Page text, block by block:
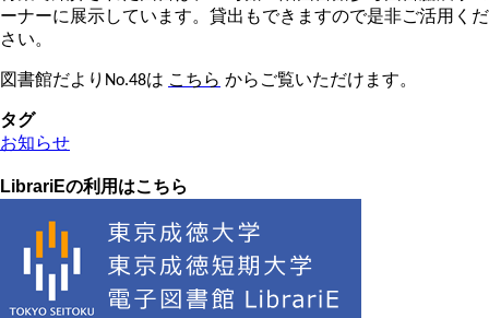
ーナーに展示しています。貸出もできますので是非ご活用くだ
さい。
図書館だよりNo.48は こちら からご覧いただけます。
タグ
お知らせ
LibrariEの利用はこちら